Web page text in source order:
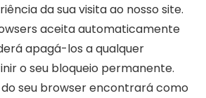
da sua visita ao nosso site.
aceita automaticamente
apagá-los a qualquer
o seu bloqueio permanente.
do seu browser encontrará como